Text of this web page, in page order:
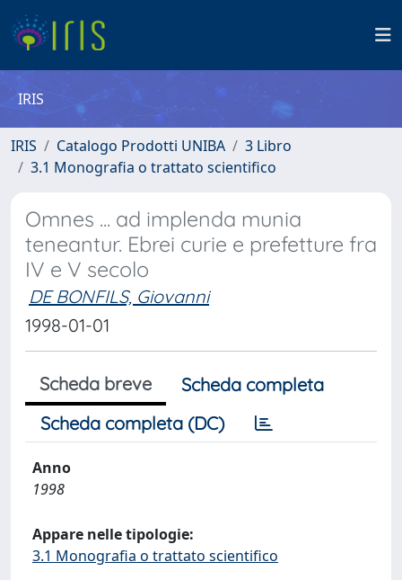
IRIS
IRIS Catalogo Prodotti UNIBA
3 Libro
3.1 Monografia o trattato scientifico
Omnes ... ad implenda munia
teneantur. Ebrei curie e prefetture fra
IV e V secolo
DE BONFILS, Giovanni
1998-01-01
Scheda breve
Scheda completa
Scheda completa (DC)
Anno
1998
Appare nelle tipologie:
3.1 Monografia o trattato scientifico